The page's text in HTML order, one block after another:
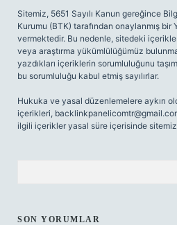
Sitemiz, 5651 Sayılı Kanun gereğince
Kurumu (BTK) tarafından onaylanmış bir
vermektedir. Bu nedenle, sitedeki
veya araştırma yükümlülüğümüz
yazdıkları içeriklerin sorumluluğunu
bu sorumluluğu kabul etmiş sayılırlar.
Hukuka ve yasal düzenlemelere aykırı
içerikleri,
ilgili içerikler yasal süre içerisinde
SON YORUMLAR